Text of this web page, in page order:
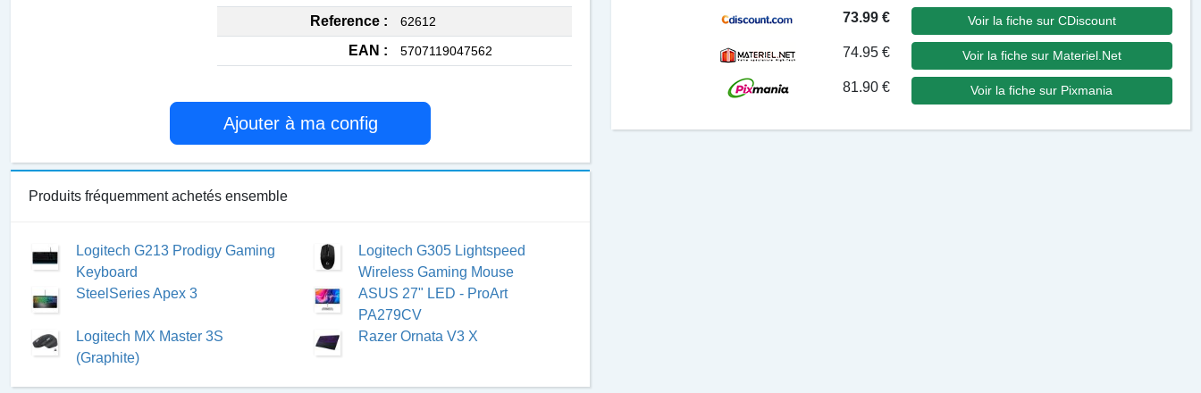
Reference :
62612
EAN : 5707119047562
Ajouter à ma config
Produits fréquemment achetés ensemble
Logitech G213 Prodigy Gaming
Keyboard
Logitech G305 Lightspeed
Wireless Gaming Mouse
SteelSeries Apex 3
ASUS 27" LED - ProArt
PA279CV
Logitech MX Master 3S
(Graphite)
Razer Ornata V3 X
73.99 € Voir la fiche sur CDiscount
74.95 € Voir la fiche sur Materiel.Net
81.90 € Voir la fiche sur Pixmania